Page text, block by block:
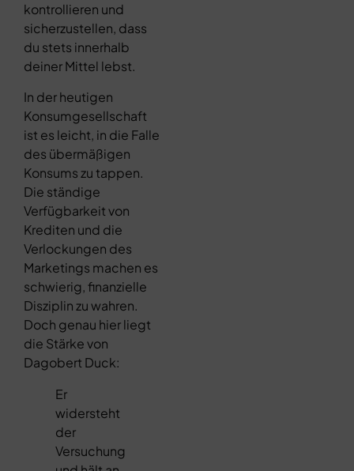
kontrollieren und
sicherzustellen, dass
du stets innerhalb
deiner Mittel lebst.
In der heutigen
Konsumgesellschaft
ist es leicht, in die Falle
des übermäßigen
Konsums zu tappen.
Die ständige
Verfügbarkeit von
Krediten und die
Verlockungen des
Marketings machen es
schwierig, finanzielle
Disziplin zu wahren.
Doch genau hier liegt
die Stärke von
Dagobert Duck:
Er
widersteht
der
Versuchung